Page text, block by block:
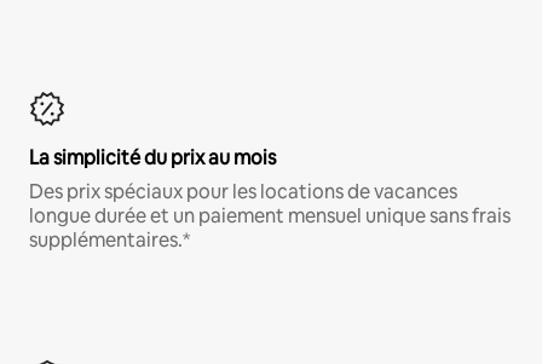
La simplicité du prix au mois
Des prix spéciaux pour les locations de vacances
longue durée et un paiement mensuel unique sans frais
supplémentaires.*